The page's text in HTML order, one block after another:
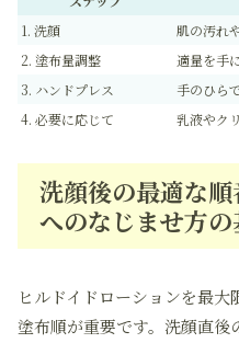
1. 洗顔
肌の汚れ
2. 塗布量調整
適量を手
3. ハンドプレス
手のひら
4. 必要に応じて
乳液やク
洗顔後の最適な
へのなじませ方の
ヒルドイドローションを最
塗布順が重要です。洗顔直後